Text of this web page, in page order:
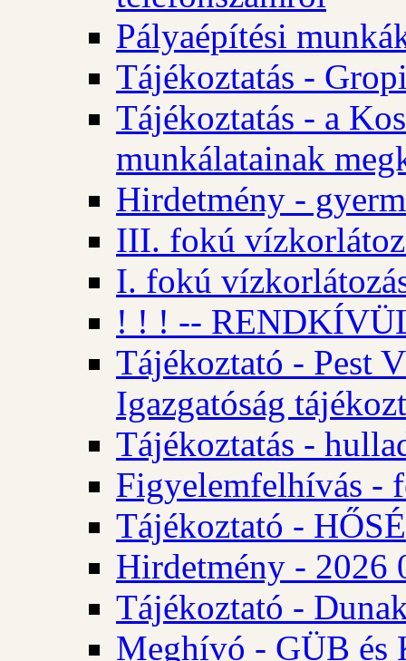
Pályaépítési
Tájékoztatás -
Tájékoztatás - a
munkálatainak
Hirdetmény -
III. fokú
I. fokú
! ! ! --
Tájékoztató - Pest
Igazgatóság
Tájékoztatás -
Figyelemfelhívás -
Tájékoztató -
Hirdetmény - 2026
Tájékoztató -
Meghívó - GÜB és